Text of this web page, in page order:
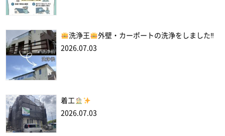
洗浄王
外壁・カーポートの洗浄をしました‼
2026.07.03
着工
2026.07.03